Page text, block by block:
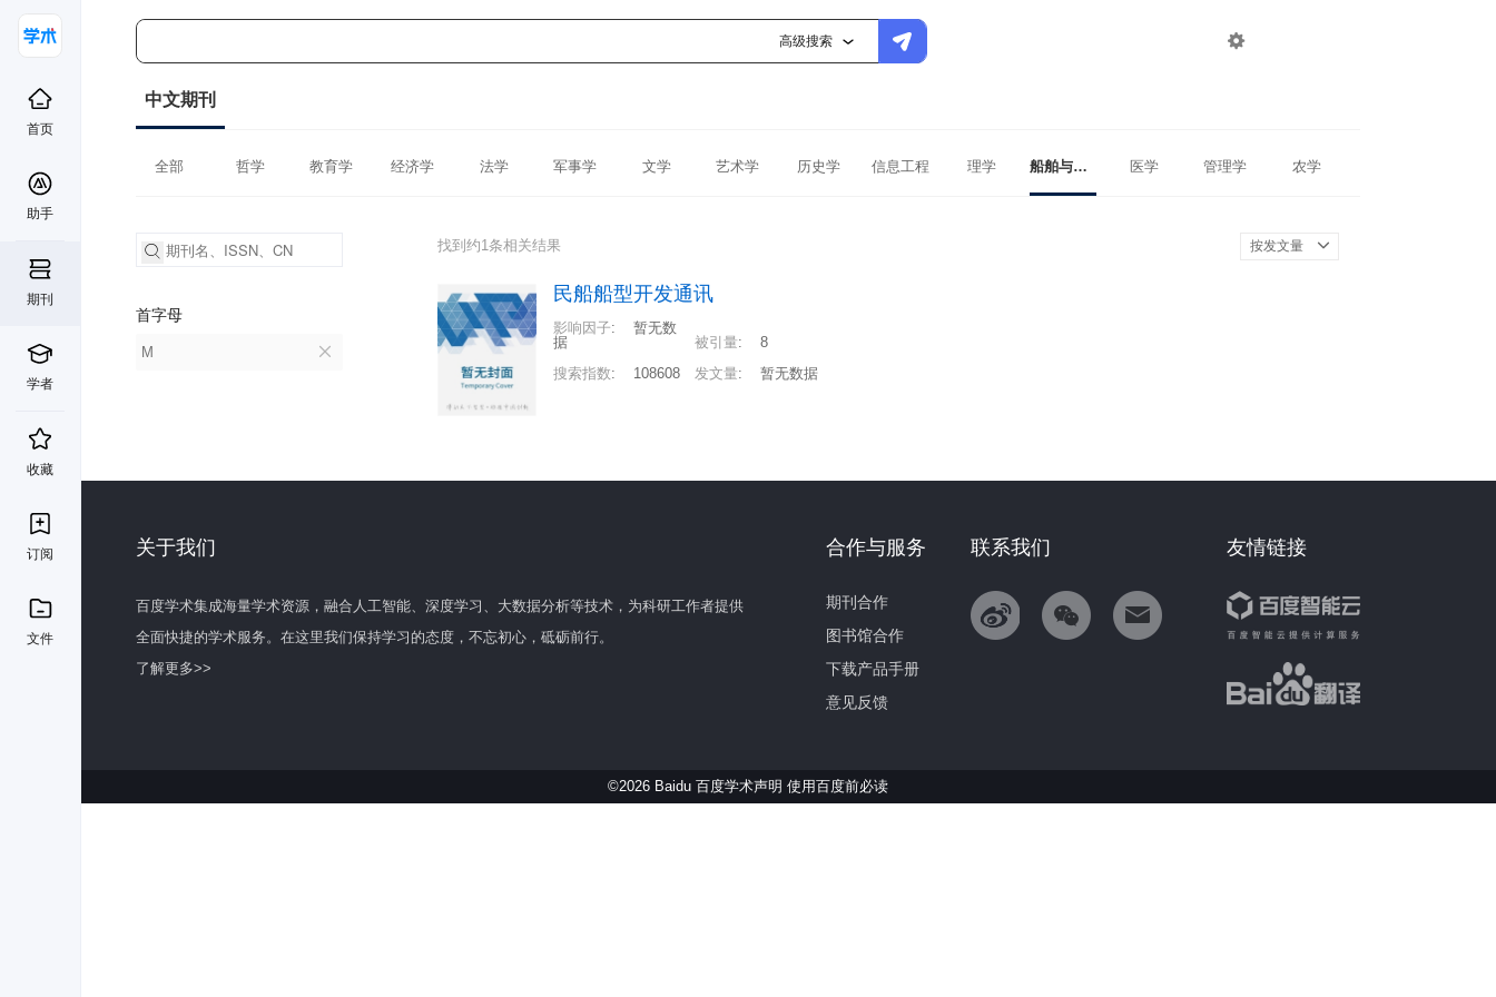
高级搜索 
首页
助手
期刊
学者
收藏
订阅
文件
中文期刊
全部 哲学 教育学 经济学 法学 军事学 文学 艺术学 历史学 信息工程 理学 船舶与海洋工程 医学 管理学 农学
首字母
M
找到约1条相关结果 按发文量
民船船型开发通讯
影响因子:
暂无数
据
被引量:
8
搜索指数: 108608 发文量: 暂无数据
关于我们
百度学术集成海量学术资源，融合人工智能、深度学习、大数据分析等技术，为科研工作者提供
全面快捷的学术服务。在这里我们保持学习的态度，不忘初心，砥砺前行。
了解更多>>
友情链接
联系我们
合作与服务
期刊合作
图书馆合作
下载产品手册
意见反馈
©2026 Baidu 百度学术声明 使用百度前必读